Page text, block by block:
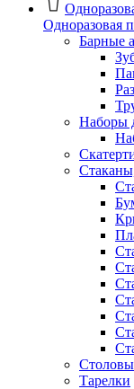
Одноразовая
Барные
Наборы
Тарелки